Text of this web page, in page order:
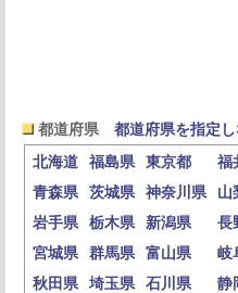
都道府県
都道府県を指定し
北海道
福島県 東京都 福
青森県
茨城県 神奈川県 山
岩手県
栃木県 新潟県 長
宮城県
群馬県 富山県 岐
秋田県
埼玉県 石川県 静